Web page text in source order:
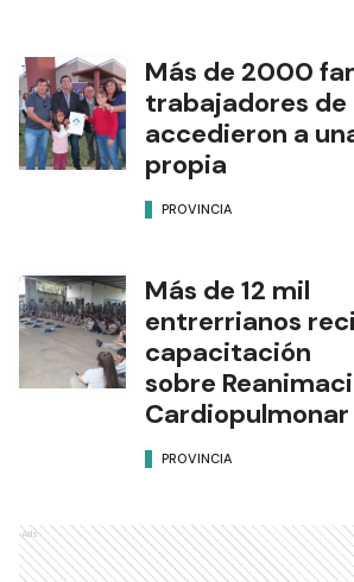
Más de 2000
trabajadores de
accedieron a
propia
PROVINCIA
Más de 12 mil
entrerrianos
capacitación
sobre
Cardiopulmonar
PROVINCIA
Ads